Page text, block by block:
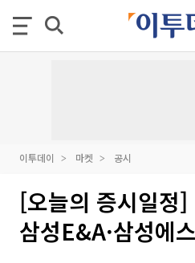
이투데이 마켓 공시
[오늘의 증시일정]
삼성E&A·삼성에